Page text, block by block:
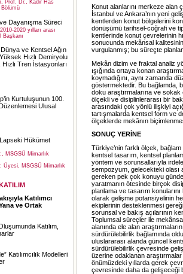
Prof. Dr., Kadir Has
Dayanışma Süreci
2020 yılları arası
Başkanı
ve Kentsel Ağın
Hızlı Demiryolu
Tren İstasyonları
Kurtuluşunun 100.
Ulusal
Hükümet
MSGSÜ Mimarlık
Üyesi, MSGSÜ Mimarlık
Katılımcı
ve Ortak
Katılım,
Katılımcılık Modelleri
Konut alanlarını merkeze alan
İstanbul ve Ankara’nın yeni
kentlerden konut bölgelerini
dönüşümü tarihsel-coğrafi ve
kentlerinde konut çevrelerinin
sonucunda mekânsal
vurgulanmış; bu süreçte
Mekân dizim ve fraktal analiz
ışığında ortaya konan
koymadığını, aynı zamanda
göstermektedir. Bu bağlamda,
doku araştırmalarına ve
ölçekli ve disiplinlerarası bir
arasındaki çok yönlü ilişkiyi
tartışmalarda kentsel form ve
ölçeklerde mekânın
SONUÇ YERİNE
Türkiye’nin farklı ölçek,
kentsel tasarım, kentsel
yöntem ve sorunsallarıyla
sempozyum, gelecekteki olası
gereken pek çok konuyu
yaratmanın ötesinde birçok
planlama ve tasarım
olarak gelişme potansiyelinin
ekiplerinin desteklenmesi
sorunsal ve bakış açılarının
Toplumsal süreçler ile
alanında ele alan
sürdürülebilirlik bağlamında
uluslararası alanda güncel
sürdürülebilirlik çevresinde
üzerine odaklanan
önümüzdeki yıllarda gerek
çevresinde daha da gelişeceği